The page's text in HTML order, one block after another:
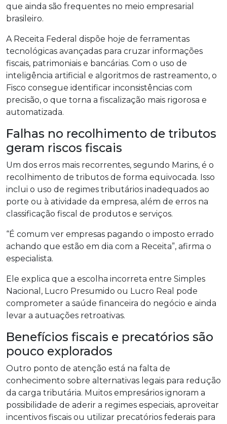
que ainda são frequentes no meio empresarial
brasileiro.
A Receita Federal dispõe hoje de ferramentas
tecnológicas avançadas para cruzar informações
fiscais, patrimoniais e bancárias. Com o uso de
inteligência artificial e algoritmos de rastreamento, o
Fisco consegue identificar inconsistências com
precisão, o que torna a fiscalização mais rigorosa e
automatizada.
Falhas no recolhimento de tributos
geram riscos fiscais
Um dos erros mais recorrentes, segundo Marins, é o
recolhimento de tributos de forma equivocada. Isso
inclui o uso de regimes tributários inadequados ao
porte ou à atividade da empresa, além de erros na
classificação fiscal de produtos e serviços.
“É comum ver empresas pagando o imposto errado
achando que estão em dia com a Receita”, afirma o
especialista.
Ele explica que a escolha incorreta entre Simples
Nacional, Lucro Presumido ou Lucro Real pode
comprometer a saúde financeira do negócio e ainda
levar a autuações retroativas.
Benefícios fiscais e precatórios são
pouco explorados
Outro ponto de atenção está na falta de
conhecimento sobre alternativas legais para redução
da carga tributária. Muitos empresários ignoram a
possibilidade de aderir a regimes especiais, aproveitar
incentivos fiscais ou utilizar precatórios federais para